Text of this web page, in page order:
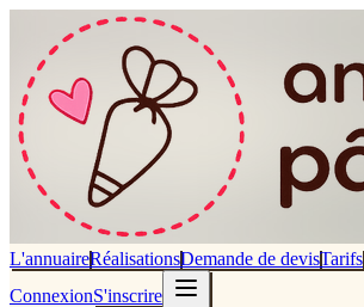
L'annuaireRéalisationsDemande de devisTarifs
ConnexionS'inscrire